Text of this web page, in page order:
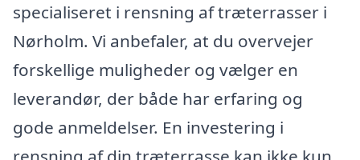
specialiseret i rensning af træterrasser i
Nørholm. Vi anbefaler, at du overvejer
forskellige muligheder og vælger en
leverandør, der både har erfaring og
gode anmeldelser. En investering i